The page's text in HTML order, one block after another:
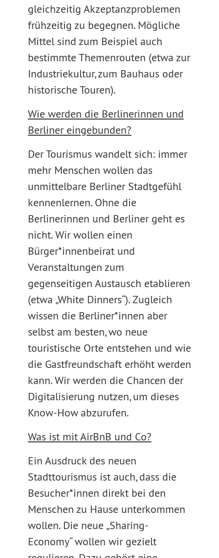
gleichzeitig Akzeptanzproblemen
frühzeitig zu begegnen. Mögliche
Mittel sind zum Beispiel auch
bestimmte Themenrouten (etwa zur
Industriekultur, zum Bauhaus oder
historische Touren).
Wie werden die Berlinerinnen und
Berliner eingebunden?
Der Tourismus wandelt sich: immer
mehr Menschen wollen das
unmittelbare Berliner Stadtgefühl
kennenlernen. Ohne die
Berlinerinnen und Berliner geht es
nicht. Wir wollen einen
Bürger*innenbeirat und
Veranstaltungen zum
gegenseitigen Austausch etablieren
(etwa „White Dinners“). Zugleich
wissen die Berliner*innen aber
selbst am besten, wo neue
touristische Orte entstehen und wie
die Gastfreundschaft erhöht werden
kann. Wir werden die Chancen der
Digitalisierung nutzen, um dieses
Know-How abzurufen.
Was ist mit AirBnB und Co?
Ein Ausdruck des neuen
Stadttourismus ist auch, dass die
Besucher*innen direkt bei den
Menschen zu Hause unterkommen
wollen. Die neue „Sharing-
Economy“ wollen wir gezielt